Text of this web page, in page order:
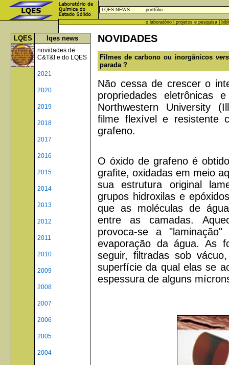
LQES NEWS portfólio
o laboratório projetos e pesquisa
LQES lqes news
novidades de
C&T&I e do LQES
2021
2020
2019
2018
2017
2016
2015
2014
2013
2012
2011
2010
2009
2008
2007
2006
2005
2004
NOVIDADES
Filmes de carbono ou inorgânicos
parada ?
Não cessa de crescer o
propriedades eletrônicas
Northwestern University
filme flexível e resistente
grafeno.
O óxido de grafeno é
grafite, oxidadas em meio
sua estrutura original
grupos hidroxilas e
que as moléculas de
entre as camadas.
provoca-se a
evaporação da água. As
seguir, filtradas sob
superfície da qual elas se
espessura de alguns